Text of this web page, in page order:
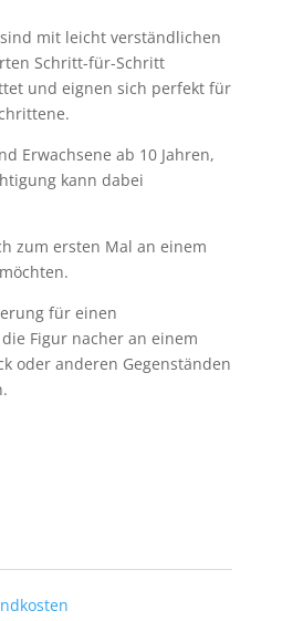
mit leicht verständlichen
Schritt-für-Schritt
und eignen sich perfekt für
Erwachsene ab 10 Jahren,
kann dabei
zum ersten Mal an einem
für einen
Figur nacher an einem
oder anderen Gegenständen